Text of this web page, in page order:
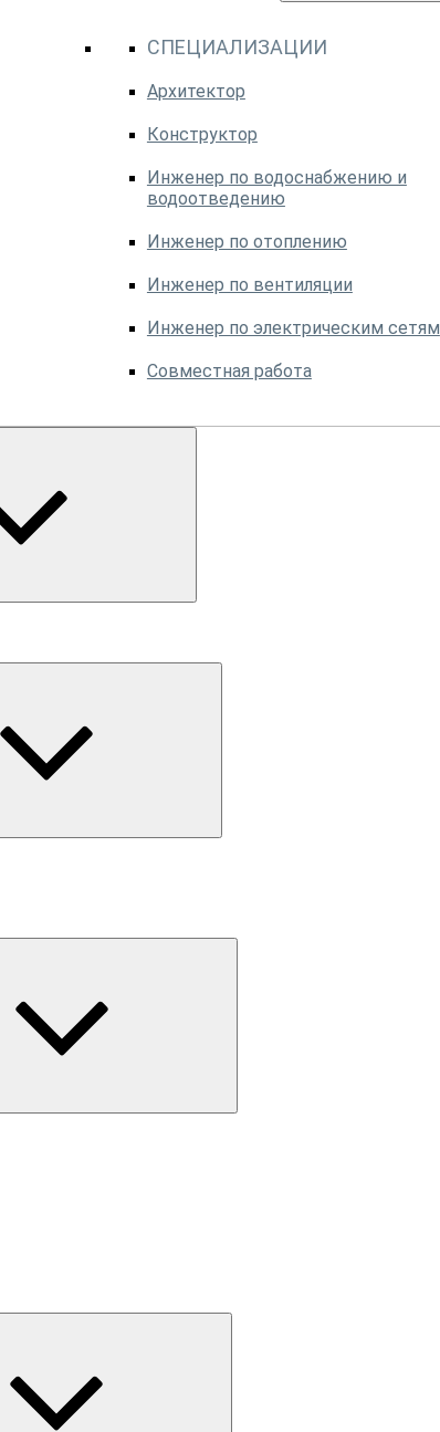
СПЕЦИАЛИЗАЦИИ
Архитектор
Конструктор
Инженер по водоснабжению и
водоотведению
Инженер по отоплению
Инженер по вентиляции
Инженер по электрическим сетям
Совместная работа